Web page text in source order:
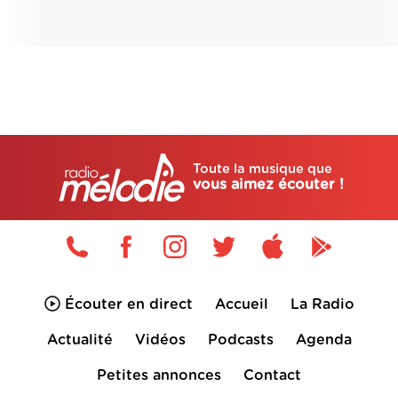
Toute la musique que
vous aimez écouter !
Écouter en direct Accueil La Radio
Actualité Vidéos Podcasts Agenda
Petites annonces Contact